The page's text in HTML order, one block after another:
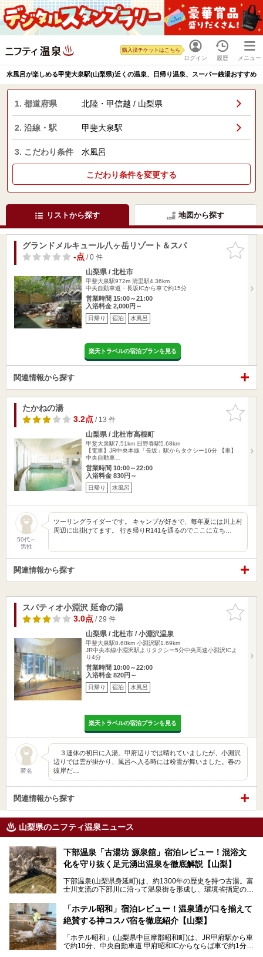
ログイン
購入済チケットはこちら
履歴 メニュー
水風呂が楽しめる甲斐大泉駅(山梨県)近くの温泉、日帰り温泉、スーパー銭湯おすすめ
1. 都道府県 北陸・甲信越 / 山梨県
2. 沿線・駅 甲斐大泉駅
3. こだわり条件 水風呂
こだわり条件を変更する
リストから探す 地図から探す
お気に入
りに追加
グランドメルキュール八ヶ岳リゾート＆スパ
-点/ 0 件
山梨県 / 北杜市
甲斐大泉駅972m 清里駅4.36km
中央自動車道・長坂ICから車で約15分
営業時間 15:00～21:00
入浴料金 2,000円～
日帰り 宿泊 水風呂
楽天トラベルの宿泊プランを見る
関連情報から探す
お気に入
りに追加
たかねの湯
3.2点/ 13 件
山梨県 / 北杜市高根町
甲斐大泉駅7.51km 日野春駅5.68km
【電車】JR中央本線「長坂」駅からタクシー16分 【車】
中央自動車…
営業時間 10:00～22:00
入浴料金 830円～
日帰り 水風呂
50代～
男性
ツーリングライダーです。 キャンプが好きで、毎年夏には川上村
周辺に出掛けてます。 行き帰りR141を通るのでここに立ち…
関連情報から探す
お気に入
りに追加
スパティオ小淵沢 延命の湯
3.0点/ 29 件
山梨県 / 北杜市 / 小淵沢温泉
甲斐大泉駅8.60km 小淵沢駅1.69km
JR中央本線小淵沢駅よりタクシー5分中央高速小淵沢ICよ
り4分
営業時間 10:00～22:00
入浴料金 820円～
日帰り 宿泊 水風呂
楽天トラベルの宿泊プランを見る
匿名
３連休の初日に入湯。甲府辺りでは晴れていましたが、小淵沢
辺りでは雲が掛かり、風呂へ入る時には粉雪が舞いました。春の
彼岸だ…
関連情報から探す
山梨県のニフティ温泉ニュース
下部温泉「古湯坊 源泉舘」宿泊レビュー！混浴文
化を守り抜く足元湧出温泉を徹底解説【山梨】
下部温泉(山梨県身延町)は、約1300年の歴史を持つ古湯。富
士川支流の下部川に沿って温泉街を形成し、環境省指定の国
中でも「古湯坊 源泉舘」は、戦国時代に武田信玄公も療養
したと伝えられる名湯の宿。最大の特徴は、令和の現代にお
いても混浴文化が守られ、老若男女の分け隔て一切無く温泉
向にありますが、「古湯坊 源泉舘」では本来あるべき混浴
の姿が保たれている点に注目すべきでしょう。
「ホテル昭和」宿泊レビュー！温泉通が口を揃えて
絶賛する神コスパ宿を徹底紹介【山梨】
「ホテル昭和」(山梨県中巨摩郡昭和町)は、JR甲府駅から車
で約10分、中央自動車道 甲府昭和ICからならば車で約1分の